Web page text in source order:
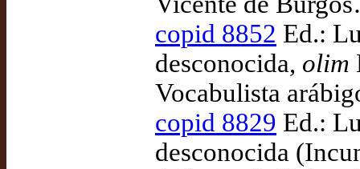
copid 8852 Ed.:
desconocida, olim
Vocabulista
copid 8829 Ed.:
desconocida